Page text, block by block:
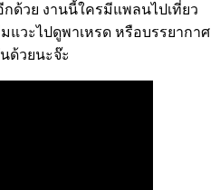
ด้วย งานนี้ใครมีแพลนไปเที่ยว
แวะไปดูพาเหรด หรือบรรยากาศ
ด้วยนะจ๊ะ